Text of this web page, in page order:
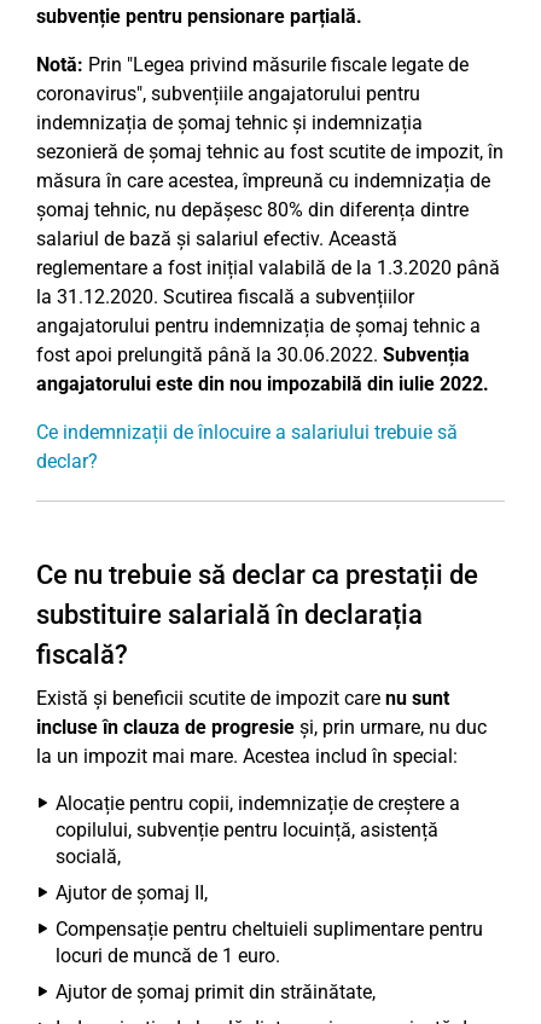
subvenție pentru pensionare parțială.
Notă: Prin "Legea privind măsurile fiscale legate de
coronavirus", subvențiile angajatorului pentru
indemnizația de șomaj tehnic și indemnizația
sezonieră de șomaj tehnic au fost scutite de impozit, în
măsura în care acestea, împreună cu indemnizația de
șomaj tehnic, nu depășesc 80% din diferența dintre
salariul de bază și salariul efectiv. Această
reglementare a fost inițial valabilă de la 1.3.2020 până
la 31.12.2020. Scutirea fiscală a subvențiilor
angajatorului pentru indemnizația de șomaj tehnic a
fost apoi prelungită până la 30.06.2022. Subvenția
angajatorului este din nou impozabilă din iulie 2022.
Ce indemnizații de înlocuire a salariului trebuie să
declar?
Ce nu trebuie să declar ca prestații de
substituire salarială în declarația
fiscală?
Există și beneficii scutite de impozit care nu sunt
incluse în clauza de progresie și, prin urmare, nu duc
la un impozit mai mare. Acestea includ în special:
Alocație pentru copii, indemnizație de creștere a
copilului, subvenție pentru locuință, asistență
socială,
Ajutor de șomaj II,
Compensație pentru cheltuieli suplimentare pentru
locuri de muncă de 1 euro.
Ajutor de șomaj primit din străinătate,